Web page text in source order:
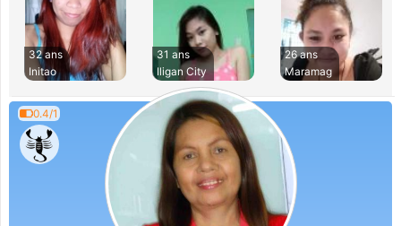
32 ans
Initao
31 ans
Iligan City
26 ans
Maramag
0.4/1